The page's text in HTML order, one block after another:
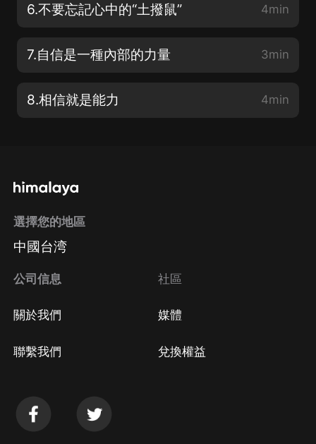
6.不要忘記心中的“土撥鼠” 4min
7.自信是一種內部的力量 3min
8.相信就是能力 4min
選擇您的地區
中國台湾
公司信息
關於我們
聯繫我們
社區
媒體
兌換權益